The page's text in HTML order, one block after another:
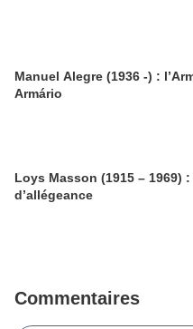
Manuel Alegre (1936 -) :
Armário
Loys Masson (1915 – 1969) :
d’allégeance
Commentaires